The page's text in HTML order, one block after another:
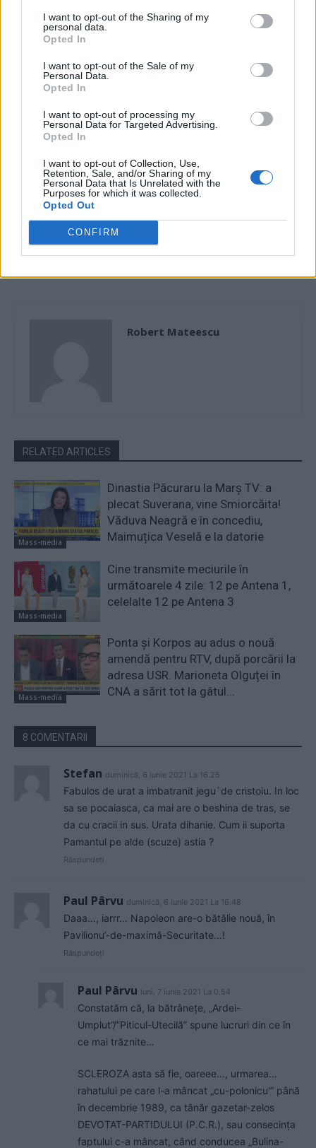
I want to opt-out of the Sharing of my
personal data.
Opted In
I want to opt-out of the Sale of my
Personal Data.
Opted In
I want to opt-out of processing my
Personal Data for Targeted Advertising.
Opted In
I want to opt-out of Collection, Use,
Retention, Sale, and/or Sharing of my
Personal Data that Is Unrelated with the
Purposes for which it was collected.
Opted Out
CONFIRM
Ramona Saseanu
TVR
Articolul precedent
Dan Voiculescu o atacă și pe
soția lui Mihai Șora, cu o
tehnică securistă: „Am aflat
cu tristețe că postările unui
venerabil om de cultură nu
Alte trei fetițe, de 3, 8 și 11
ani, au fost spălate pe cap cu
săptămână după cele trei
Robert Mateescu
RELATED ARTICLES
Mass-media
Dinastia Păcuraru la Marș TV: a
plecat Suverana, vine Smiorcăita!
Văduva Neagră e în concediu,
Maimuțica Veselă e la datorie
Mass-media
Cine transmite meciurile în
următoarele 4 zile: 12 pe Antena 1,
celelalte 12 pe Antena 3
Mass-media
Ponta și Korpos au adus o nouă
amendă pentru RTV, după porcării la
adresa USR. Marioneta Olguței în
CNA a sărit tot la gâtul...
8 COMENTARII
Stefan duminică, 6 iunie 2021 La 16.25
Fabulos de urat a imbatranit jegu`de cristoiu. In loc
sa se pocaiasca, ca mai are o beshina de tras, se
da cu cracii in sus. Urata dihanie. Cum ii suporta
Pamantul pe alde (scuze) astia ?
Răspundeți
Paul Pârvu duminică, 6 iunie 2021 La 16.48
Daaa…, iarrr… Napoleon are-o bătălie nouă, în
Pavilionu’-de-maximă-Securitate…!
Răspundeți
Paul Pârvu luni, 7 iunie 2021 La 0.54
Constatăm că, la bătrânețe, „Ardei-
Umplut”/”Piticul-Utecilă” spune lucruri din ce în
ce mai trăznite…
SCLEROZA asta să fie, oareee…, urmarea…
rahatului pe care l-a mâncat „cu-polonicu'” până
în decembrie 1989, ca tânăr gazetar-zelos
DEVOTAT-PARTIDULUI (P.C.R.), sau consecința
faptului c-a mâncat, când conducea „Bulina-